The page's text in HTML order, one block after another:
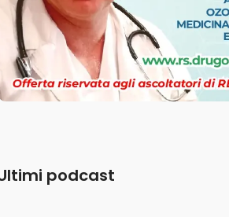
podcast